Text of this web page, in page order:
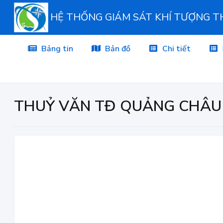
HỆ THỐNG GIÁM SÁT KHÍ TƯỢNG
Bảng tin Bản đồ Chi tiết
THUỶ VĂN TĐ QUẢNG CHÂU